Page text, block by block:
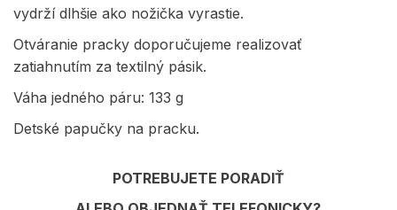
vydrží dlhšie ako nožička vyrastie.
Otváranie pracky doporučujeme realizovať
zatiahnutím za textilný pásik.
Váha jedného páru: 133 g
Detské papučky na pracku.
POTREBUJETE PORADIŤ